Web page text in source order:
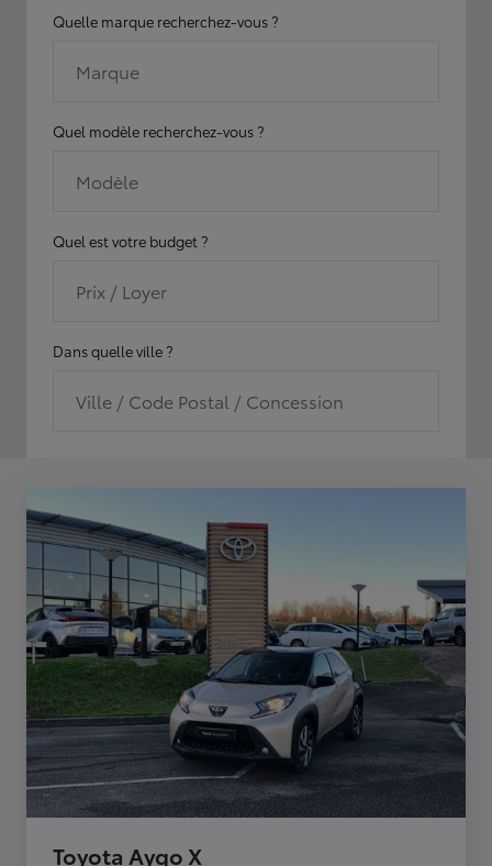
Quelle marque recherchez-vous ?
Marque
Quel modèle recherchez-vous ?
Modèle
Quel est votre budget ?
Prix / Loyer
Dans quelle ville ?
Ville / Code Postal / Concession
Toyota Aygo X